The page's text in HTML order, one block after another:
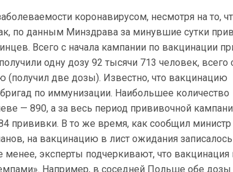
коронавирусом, несмотря на то,
по данным Минздрава за минувшие сутки
Всего с начала кампании по вакцинации
одну дозу 92 тысячи 713 человек, всего
(получил две дозы). Известно, что вакцинацию
по иммунизации. Наибольшее количество
— 890, а за весь период прививочной
прививки. В то же время, как сообщил министр
на вакцинацию в лист ожидания
эксперты подчеркивают, что вакцинация
Например, в соседней Польше обе дозы